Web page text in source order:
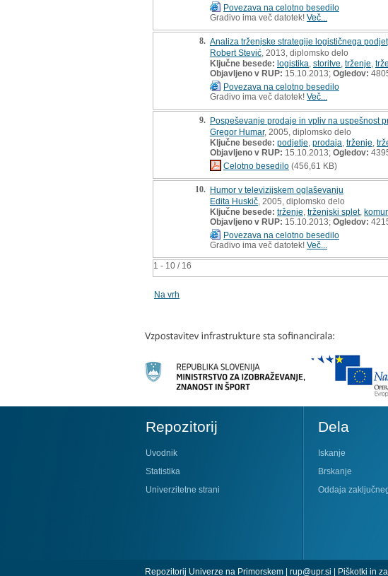
1 - 10 / 16
Povezava na celotno besedilo
Gradivo ima več datotek! Več...
8. Analiza trženjske strategije logističnega
Robert Stević , 2013, diplomsko delo
Ključne besede: logistika storitve trženje
Objavljeno v RUP: 15.10.2013; Ogledov:
Povezava na celotno besedilo
Gradivo ima več datotek! Več...
9. Pospeševanje prodaje in vpliv na uspešnost
Gregor Humar, 2005, diplomsko delo
Ključne besede: podjetje prodaja trženje
Objavljeno v RUP: 15.10.2013; Ogledov:
Celotno besedilo (456,61 KB)
10. Humor v televizijskem oglaševanju
Edita Huskič , 2005, diplomsko delo
Ključne besede: trženje trženjski splet,
Objavljeno v RUP: 15.10.2013; Ogledov:
Povezava na celotno besedilo
Gradivo ima več datotek! Več...
Na vrh
Repozitorij
Uvodnik
Statistika
Univerzitetne strani
Dela
Iskanje
Brskanje
Oddaja
Repozitorij Univerze na Primorskem | rup@upr.si | Piškotki in